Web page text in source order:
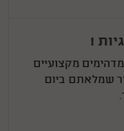
!
מדהימים מקצועיים
שמלאתם ביום